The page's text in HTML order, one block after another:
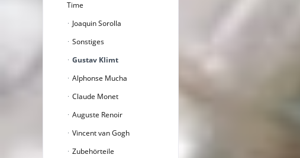
Time
Joaquin Sorolla
Sonstiges
Gustav Klimt
Alphonse Mucha
Claude Monet
Auguste Renoir
Vincent van Gogh
Zubehörteile